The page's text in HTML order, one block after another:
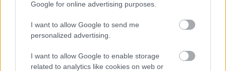
Google for online advertising purposes.
I want to allow Google to send me
personalized advertising.
I want to allow Google to enable storage
related to analytics like cookies on web or